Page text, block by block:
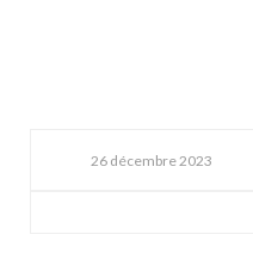
26 décembre 2023